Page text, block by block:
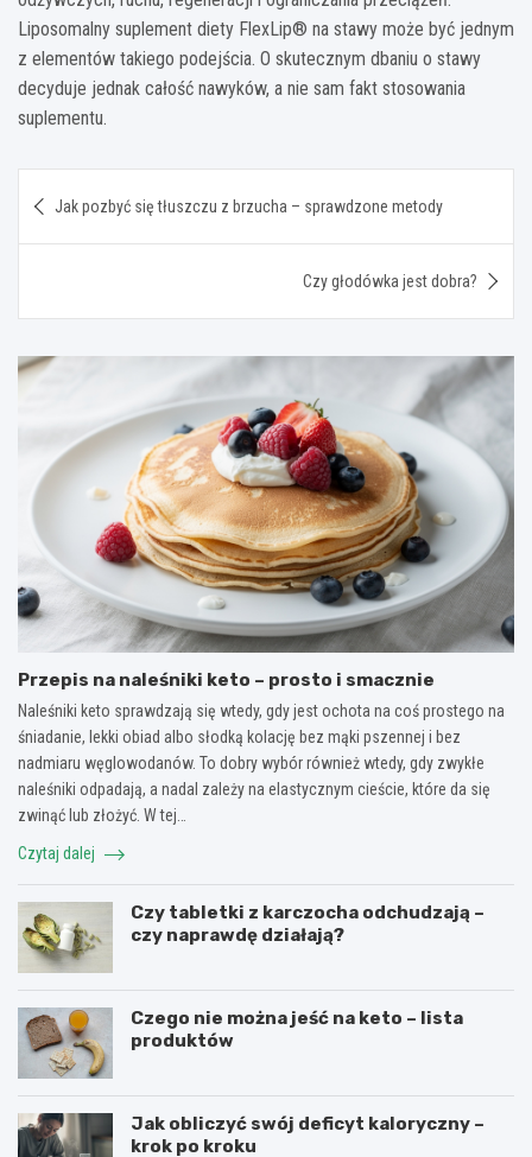
Liposomalny suplement diety FlexLip® na stawy może być jednym
z elementów takiego podejścia. O skutecznym dbaniu o stawy
decyduje jednak całość nawyków, a nie sam fakt stosowania
suplementu.
wpisu
Jak pozbyć się tłuszczu z brzucha – sprawdzone metody
Czy głodówka jest dobra?
Przepis na naleśniki keto – prosto i smacznie
Naleśniki keto sprawdzają się wtedy, gdy jest ochota na coś prostego na
śniadanie, lekki obiad albo słodką kolację bez mąki pszennej i bez
nadmiaru węglowodanów. To dobry wybór również wtedy, gdy zwykłe
naleśniki odpadają, a nadal zależy na elastycznym cieście, które da się
zwinąć lub złożyć. W tej…
Czytaj dalej
Czy tabletki z karczocha odchudzają –
czy naprawdę działają?
Czego nie można jeść na keto – lista
produktów
Jak obliczyć swój deficyt kaloryczny –
krok po kroku